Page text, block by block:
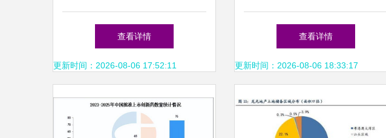
（002763）快速扫描与市场
分析
查看详情
更新时间：2026-08-06 17:52:11
痛点剖析与系统化解决方案
查看详情
更新时间：2026-08-06 18:33:17